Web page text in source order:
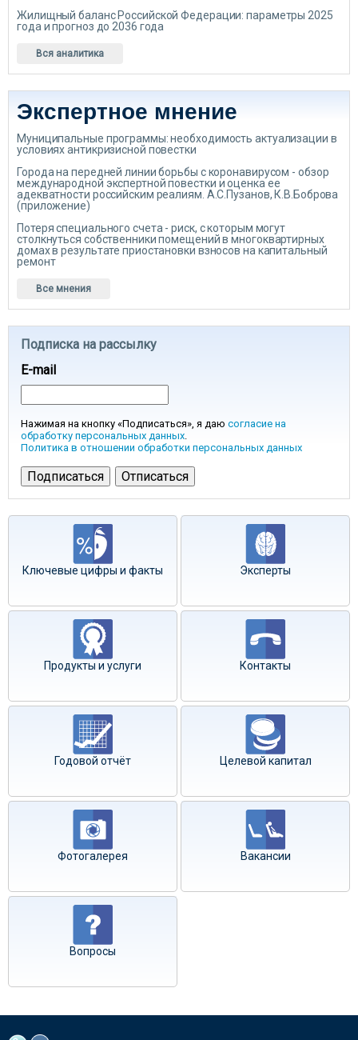
Жилищный баланс Российской Федерации: параметры 2025
года и прогноз до 2036 года
Вся аналитика
Экспертное мнение
Муниципальные программы: необходимость актуализации в
условиях антикризисной повестки
Города на передней линии борьбы с коронавирусом - обзор
международной экспертной повестки и оценка ее
адекватности российским реалиям. А.С.Пузанов, К.В.Боброва
(приложение)
Потеря специального счета - риск, с которым могут
столкнуться собственники помещений в многоквартирных
домах в результате приостановки взносов на капитальный
ремонт
Все мнения
Подписка на рассылку
E-mail
Нажимая на кнопку «Подписаться», я даю согласие на
обработку персональных данных.
Политика в отношении обработки персональных данных
Ключевые цифры и факты Эксперты
Продукты и услуги Контакты
Годовой отчёт Целевой капитал
Фотогалерея Вакансии
Вопросы